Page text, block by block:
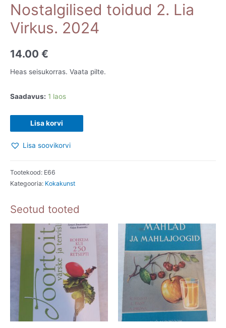
Nostalgilised toidud 2. Lia
Virkus. 2024
14.00 €
Heas seisukorras. Vaata pilte.
Saadavus: 1 laos
Nostalgilised
toidud
2.
Virkus.
2024
Lisa korvi
Lisa soovikorvi
Tootekood: E66
Kategooria: Kokakunst
Seotud tooted